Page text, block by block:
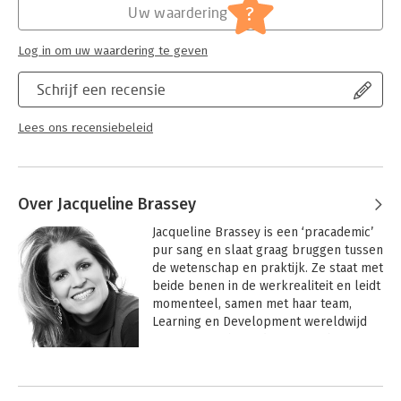
Schrijf een recensie
Lees ons recensiebeleid
Uw waardering ?
Log in om uw waardering te geven
Over Jacqueline Brassey
Jacqueline Brassey is een ‘pracademic’
pur sang en slaat graag bruggen tussen
de wetenschap en praktijk. Ze staat met
beide benen in de werkrealiteit en leidt
momenteel, samen met haar team,
Learning en Development wereldwijd